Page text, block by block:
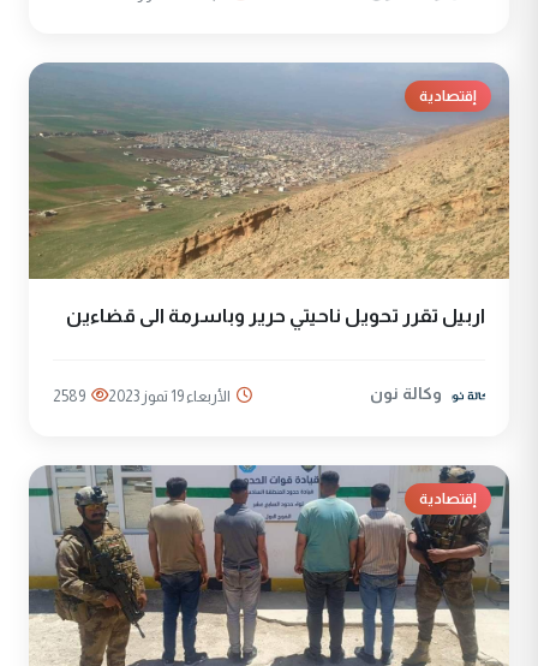
إقتصادية
اربيل تقرر تحويل ناحيتي حرير وباسرمة الى قضاءين
وكالة نون الأربعاء 19 تموز 2023 2589
إقتصادية